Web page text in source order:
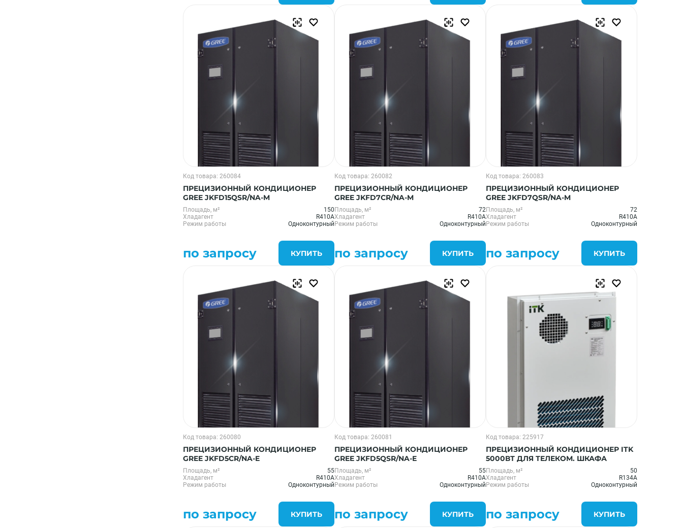
Код товара: 260084
ПРЕЦИЗИОННЫЙ КОНДИЦИОНЕР
GREE JKFD15QSR/NA-M
Площадь, м²
150
Хладагент
R410A
Режим работы
Одноконтурный
по запросу КУПИТЬ
Код товара: 260082
ПРЕЦИЗИОННЫЙ КОНДИЦИОНЕР
GREE JKFD7CR/NA-M
Площадь, м²
72
Хладагент
R410A
Режим работы
Одноконтурный
по запросу КУПИТЬ
Код товара: 260083
ПРЕЦИЗИОННЫЙ КОНДИЦИОНЕР
GREE JKFD7QSR/NA-M
Площадь, м²
72
Хладагент
R410A
Режим работы
Одноконтурный
по запросу КУПИТЬ
Код товара: 260080
ПРЕЦИЗИОННЫЙ КОНДИЦИОНЕР
GREE JKFD5CR/NA-E
Площадь, м²
55
Хладагент
R410A
Режим работы
Одноконтурный
по запросу КУПИТЬ
Код товара: 260081
ПРЕЦИЗИОННЫЙ КОНДИЦИОНЕР
GREE JKFD5QSR/NA-E
Площадь, м²
55
Хладагент
R410A
Режим работы
Одноконтурный
по запросу КУПИТЬ
Код товара: 225917
ПРЕЦИЗИОННЫЙ КОНДИЦИОНЕР ITK
5000ВТ ДЛЯ ТЕЛЕКОМ. ШКАФА
Площадь, м²
50
Хладагент
R134A
Режим работы
Одноконтурный
по запросу КУПИТЬ